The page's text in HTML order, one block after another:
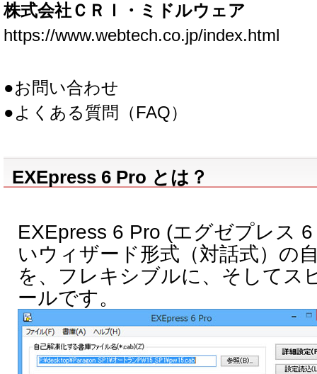
株式会社ＣＲＩ・ミドルウェア
https://www.webtech.co.jp/index.html
●お問い合わせ
●よくある質問（FAQ）
EXEpress 6 Pro とは？
EXEpress 6 Pro (エグゼプレス
いウィザード形式（対話式）の
を、フレキシブルに、そしてス
ールです。